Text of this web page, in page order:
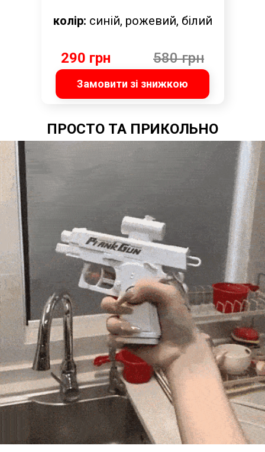
Замовити зі знижкою
290 грн 580 грн
колір: синій, рожевий, білий
ПРОСТО ТА ПРИКОЛЬНО